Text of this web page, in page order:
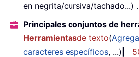
en negrita/cursiva/tachado...)
Principales conjuntos de
Herramientasde texto(
caracteres específicos, ...)